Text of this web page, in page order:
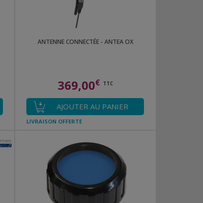
ANTENNE CONNECTÉE - ANTEA OX
369,00€ TTC
AJOUTER AU PANIER
LIVRAISON OFFERTE